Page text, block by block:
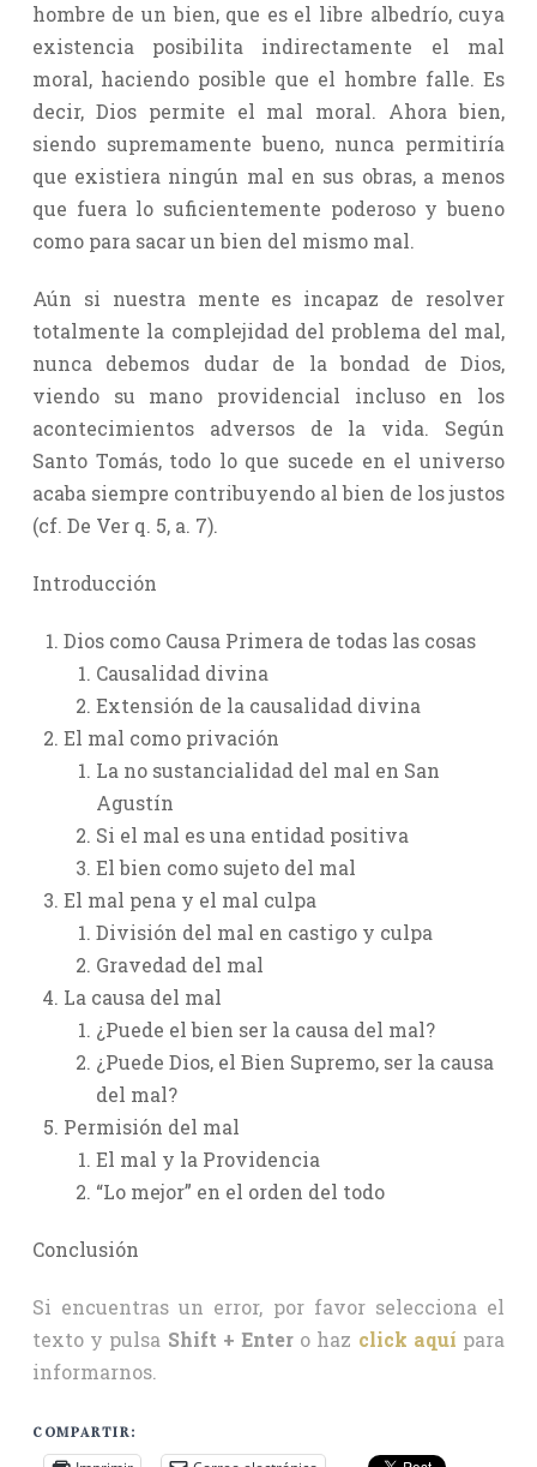
hombre de un bien, que es el libre albedrío, cuya
existencia posibilita indirectamente el mal
moral, haciendo posible que el hombre falle. Es
decir, Dios permite el mal moral. Ahora bien,
siendo supremamente bueno, nunca permitiría
que existiera ningún mal en sus obras, a menos
que fuera lo suficientemente poderoso y bueno
como para sacar un bien del mismo mal.
Aún si nuestra mente es incapaz de resolver
totalmente la complejidad del problema del mal,
nunca debemos dudar de la bondad de Dios,
viendo su mano providencial incluso en los
acontecimientos adversos de la vida. Según
Santo Tomás, todo lo que sucede en el universo
acaba siempre contribuyendo al bien de los justos
(cf. De Ver q. 5, a. 7).
Introducción
Dios como Causa Primera de todas las cosas
Causalidad divina
Extensión de la causalidad divina
El mal como privación
La no sustancialidad del mal en San
Agustín
Si el mal es una entidad positiva
El bien como sujeto del mal
El mal pena y el mal culpa
División del mal en castigo y culpa
Gravedad del mal
La causa del mal
¿Puede el bien ser la causa del mal?
¿Puede Dios, el Bien Supremo, ser la causa
del mal?
Permisión del mal
El mal y la Providencia
“Lo mejor” en el orden del todo
Conclusión
Si encuentras un error, por favor selecciona el
texto y pulsa Shift + Enter o haz click aquí para
informarnos.
COMPARTIR: